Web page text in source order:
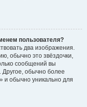
пользователя?
два изображения.
обычно это звёздочки,
сообщений вы
Другое, обычно более
и обычно уникально для